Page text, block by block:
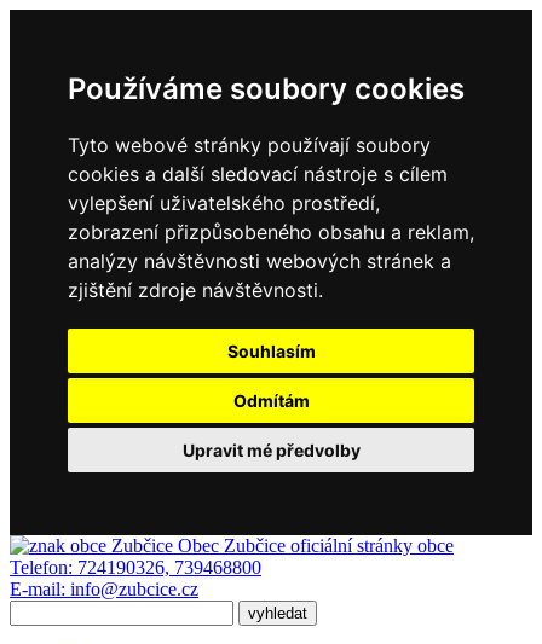
Používáme soubory cookies
Tyto webové stránky používají soubory
cookies a další sledovací nástroje s cílem
vylepšení uživatelského prostředí,
zobrazení přizpůsobeného obsahu a reklam,
analýzy návštěvnosti webových stránek a
zjištění zdroje návštěvnosti.
Souhlasím
Odmítám
Upravit mé předvolby
Obec Zubčice oficiální stránky obce
Telefon: 724190326, 739468800
E-mail: info@zubcice.cz